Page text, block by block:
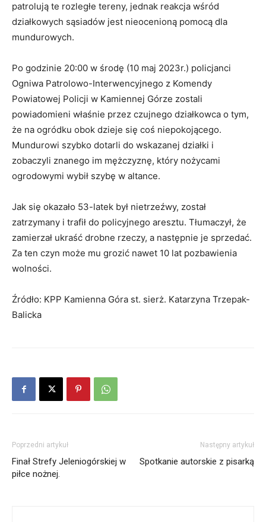
patrolują te rozległe tereny, jednak reakcja wśród
działkowych sąsiadów jest nieocenioną pomocą dla
mundurowych.
Po godzinie 20:00 w środę (10 maj 2023r.) policjanci
Ogniwa Patrolowo-Interwencyjnego z Komendy
Powiatowej Policji w Kamiennej Górze zostali
powiadomieni właśnie przez czujnego działkowca o tym,
że na ogródku obok dzieje się coś niepokojącego.
Mundurowi szybko dotarli do wskazanej działki i
zobaczyli znanego im mężczyznę, który nożycami
ogrodowymi wybił szybę w altance.
Jak się okazało 53-latek był nietrzeźwy, został
zatrzymany i trafił do policyjnego aresztu. Tłumaczył, że
zamierzał ukraść drobne rzeczy, a następnie je sprzedać.
Za ten czyn może mu grozić nawet 10 lat pozbawienia
wolności.
Źródło: KPP Kamienna Góra st. sierż. Katarzyna Trzepak-
Balicka
Poprzedni artykuł
Finał Strefy Jeleniogórskiej w
piłce nożnej.
Następny artykuł
Spotkanie autorskie z pisarką